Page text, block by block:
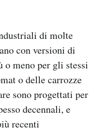
di molte
con versioni di
meno per gli stessi
o delle carrozze
sono progettati per
decennali, e
recenti